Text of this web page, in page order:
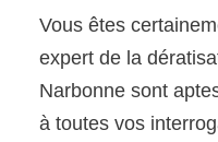
Vous êtes
expert de la
Narbonne sont
à toutes vos